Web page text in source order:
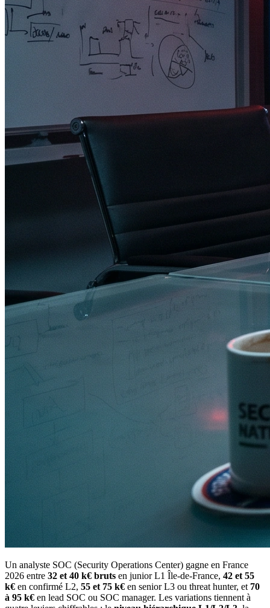
Un analyste SOC (Security Operations Center) gagne en France
2026 entre 32 et 40 k€ bruts en junior L1 Île-de-France, 42 et 55
k€ en confirmé L2, 55 et 75 k€ en senior L3 ou threat hunter, et 70
à 95 k€ en lead SOC ou SOC manager. Les variations tiennent à